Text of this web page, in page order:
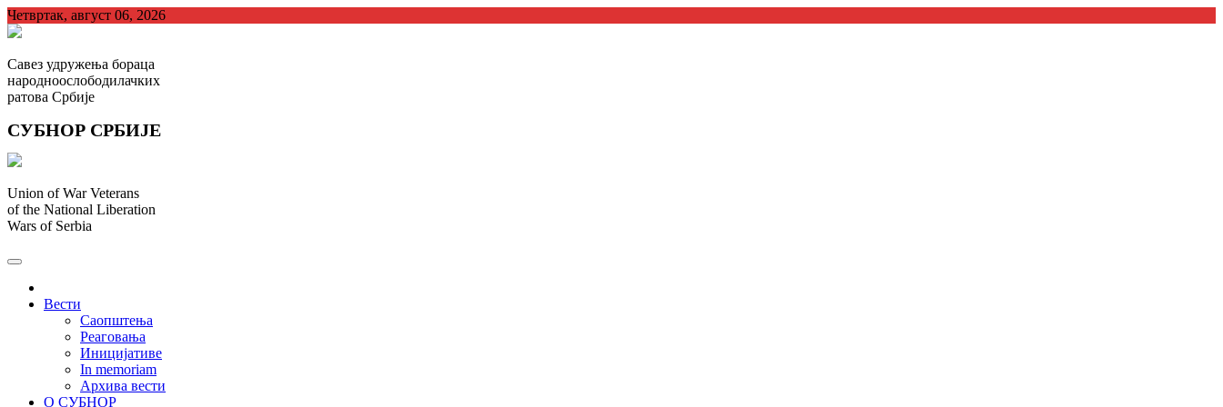
Skip
to
Четвртак, август 06, 2026
Савез удружења бораца
народноослободилачких
ратова Србије
СУБНОР СРБИЈЕ
Union of War Veterans
of the National Liberation
Wars of Serbia
Вести
Саопштења
Реаговања
Иницијативе
In memoriam
Архива вести
О СУБНОР